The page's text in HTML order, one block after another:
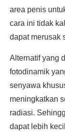
area penis
cara ini tidak
dapat merusak
Alternatif yang
fotodinamik
senyawa
meningkatkan
radiasi.
dapat lebih